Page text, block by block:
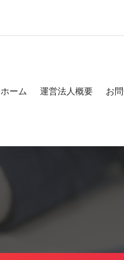
ホーム 運営法人概要 お